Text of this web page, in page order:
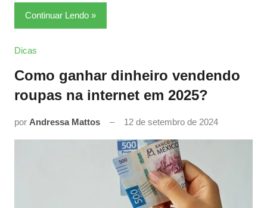
Continuar Lendo
Dicas
Como ganhar dinheiro vendendo
roupas na internet em 2025?
por Andressa Mattos 12 de setembro de 2024